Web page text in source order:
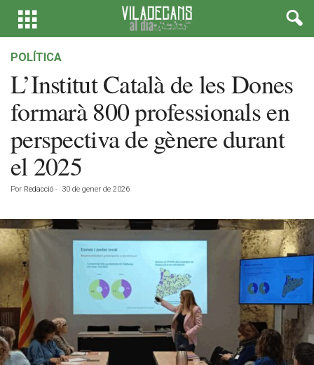
POLÍTICA
L’Institut Català de les Dones
formarà 800 professionals en
perspectiva de gènere durant
el 2025
Por Redacció - 30 de gener de 2026